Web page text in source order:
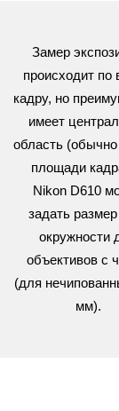
Замер
происходит по
кадру, но
имеет
область (обычно
площади
Nikon D610
задать размер
окружности
объективов с
(для
мм).